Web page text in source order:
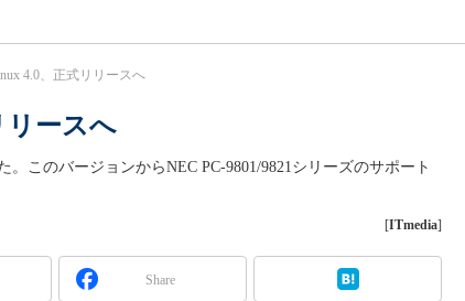
4.0、正式リリースへ
リースへ
このバージョンからNEC PC-9801/9821シリーズのサポート
[ITmedia]
Share